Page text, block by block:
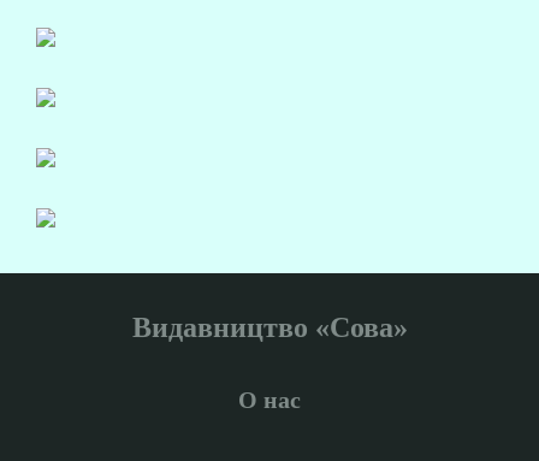
Видавництво «Сова»
О нас